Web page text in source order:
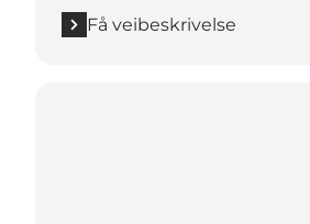
Få veibeskrivelse